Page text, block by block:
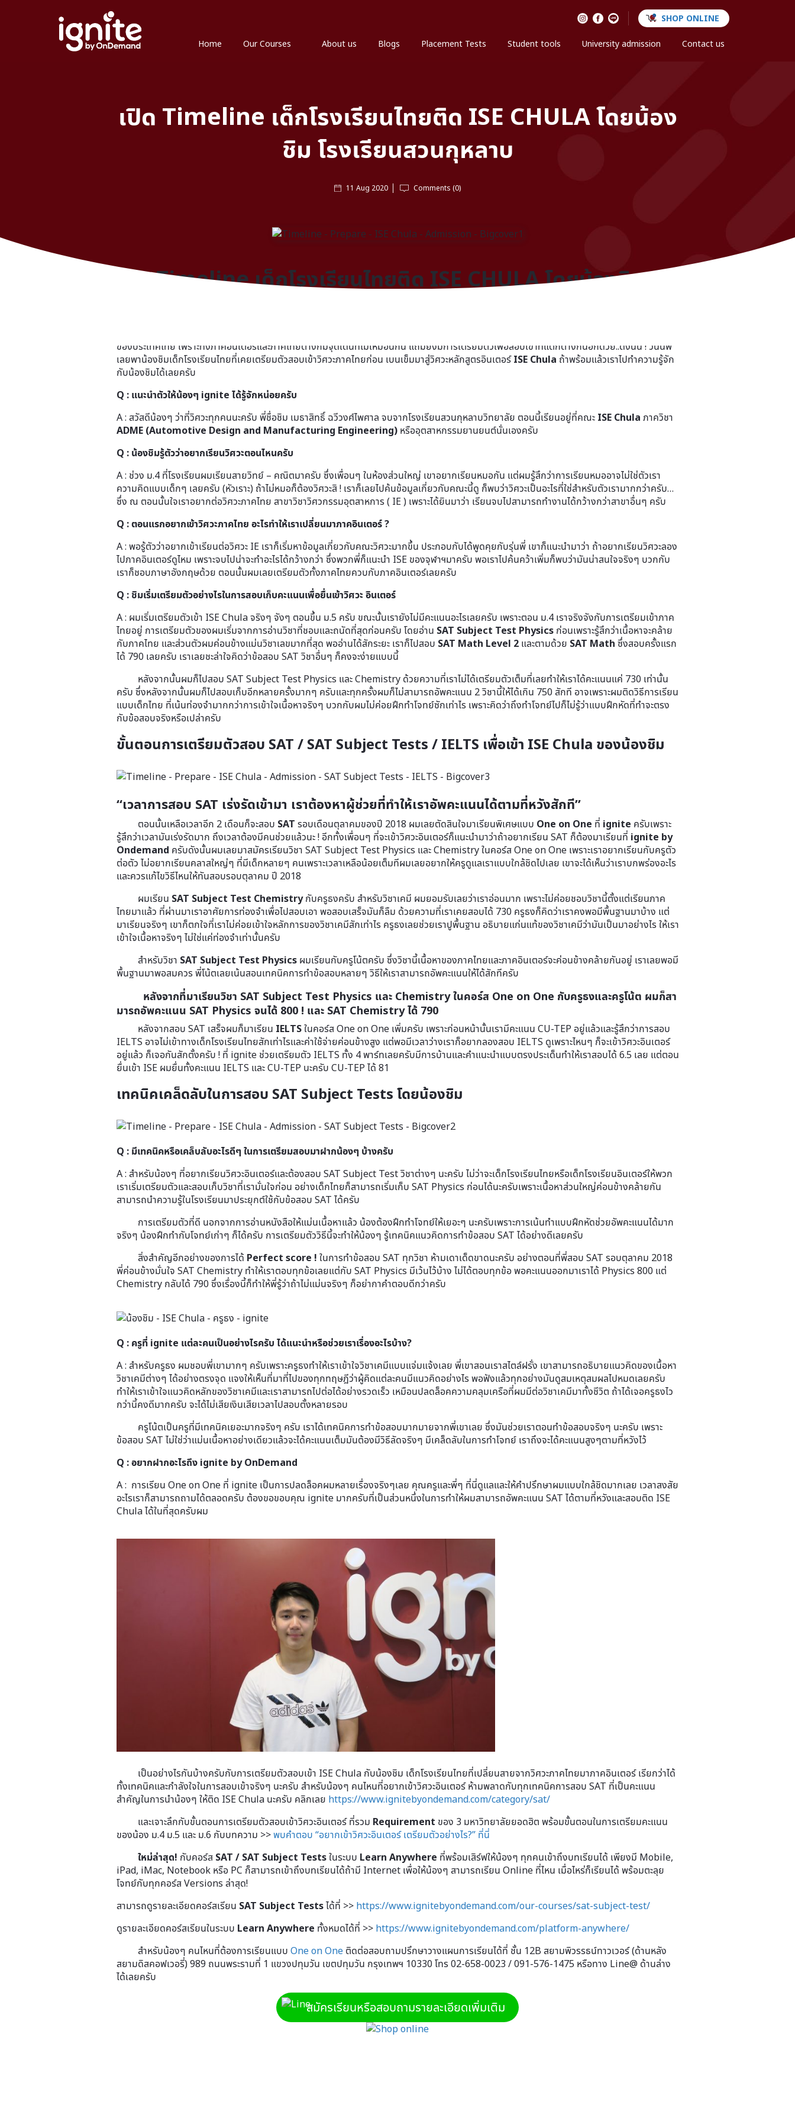
SHOP ONLINE
Home Our Courses About us Blogs Placement Tests Student tools University admission Contact us
เปิด Timeline เด็กโรงเรียนไทยติด ISE CHULA โดยน้อง
ชิม โรงเรียนสวนกุหลาบ
11 Aug 2020 Comments (0)
เปิด Timeline เด็กโรงเรียนไทยติด ISE CHULA โดยน้องชิม
ของประเทศไทย เพราะทั้งภาคอินเตอร์และภาคไทยต่างก็มีจุดเด่นที่ไม่เหมือนกัน แถมยังมีการเตรียมตัวเพื่อสอบเข้าที่แตกต่างกันอีกด้วย..ดังนั้น ! วันนี้พี่
เลยพาน้องชิมเด็กโรงเรียนไทยที่เคยเตรียมตัวสอบเข้าวิศวะภาคไทยก่อน เบนเข็มมาสู่วิศวะหลักสูตรอินเตอร์ISE Chula ถ้าพร้อมแล้วเราไปทำความรู้จัก
กับน้องชิมได้เลยครับ
Q : แนะนำตัวให้น้องๆ ignite ได้รู้จักหน่อยครับ
A : สวัสดีน้องๆ ว่าที่วิศวะทุกคนนะครับ พี่ชื่อชิม เมธาสิทธิ์ ฉวีวงศ์ไพศาล จบจากโรงเรียนสวนกุหลาบวิทยาลัย ตอนนี้เรียนอยู่ที่คณะ ISE Chula ภาควิชา
ADME (Automotive Design and Manufacturing Engineering)หรืออุตสาหกรรมยานยนต์นั่นเองครับ
Q : น้องชิมรู้ตัวว่าอยากเรียนวิศวะตอนไหนครับ
A : ช่วง ม.4 ที่โรงเรียนผมเรียนสายวิทย์ – คณิตมาครับ ซึ่งเพื่อนๆ ในห้องส่วนใหญ่ เขาอยากเรียนหมอกัน แต่ผมรู้สึกว่าการเรียนหมออาจไม่ใช่ตัวเรา
ความคิดแบบเด็กๆ เลยครับ (หัวเราะ) ถ้าไม่หมอก็ต้องวิศวะสิ ! เราก็เลยไปค้นข้อมูลเกี่ยวกับคณะนี้ดู ก็พบว่าวิศวะเป็นอะไรที่ใช่สำหรับตัวเรามากกว่าครับ…
ซึ่ง ณ ตอนนั้นใจเราอยากต่อวิศวะภาคไทย สาขาวิชาวิศวกรรมอุตสาหการ ( IE ) เพราะได้ยินมาว่า เรียนจบไปสามารถทำงานได้กว้างกว่าสาขาอื่นๆ ครับ
Q : ตอนแรกอยากเข้าวิศวะภาคไทย อะไรทำให้เราเปลี่ยนมาภาคอินเตอร์ ?
A : พอรู้ตัวว่าอยากเข้าเรียนต่อวิศวะ IE เราก็เริ่มหาข้อมูลเกี่ยวกับคณะวิศวะมากขึ้น ประกอบกับได้พูดคุยกับรุ่นพี่ เขาก็แนะนำมาว่า ถ้าอยากเรียนวิศวะลอง
ไปภาคอินเตอร์ดูไหม เพราะจบไปน่าจะทำอะไรได้กว้างกว่า ซึ่งพวกพี่ก็แนะนำ ISE ของจุฬาฯมาครับ พอเราไปค้นคว้าเพิ่มก็พบว่ามันน่าสนใจจริงๆ บวกกับ
เราก็ชอบภาษาอังกฤษด้วย ตอนนั้นผมเลยเตรียมตัวทั้งภาคไทยควบกับภาคอินเตอร์เลยครับ
Q : ชิมเริ่มเตรียมตัวอย่างไรในการสอบเก็บคะแนนเพื่อยื่นเข้าวิศวะ อินเตอร์
A : ผมเริ่มเตรียมตัวเข้า ISE Chula จริงๆ จังๆ ตอนขึ้น ม.5 ครับ ขณะนั้นเรายังไม่มีคะแนนอะไรเลยครับ เพราะตอน ม.4 เราจริงจังกับการเตรียมเข้าภาค
ไทยอยู่ การเตรียมตัวของผมเริ่มจากการอ่านวิชาที่ชอบและถนัดที่สุดก่อนครับ โดยอ่าน SAT Subject Test Physicsก่อนเพราะรู้สึกว่าเนื้อหาจะคล้าย
กับภาคไทย และส่วนตัวผมค่อนข้างแม่นวิชาเลขมากที่สุด พออ่านได้สักระยะ เราก็ไปสอบ SAT Math Level 2และตามด้วย SAT Math ซึ่งสอบครั้งแรก
ได้ 790 เลยครับ เราเลยชะล่าใจคิดว่าข้อสอบ SAT วิชาอื่นๆ ก็คงจะง่ายแบบนี้
หลังจากนั้นผมก็ไปสอบ SAT Subject Test Physics และ Chemistry ด้วยความที่เราไม่ได้เตรียมตัวเต็มที่เลยทำให้เราได้คะแนนแค่ 730 เท่านั้น
ครับ ซึ่งหลังจากนั้นผมก็ไปสอบเก็บอีกหลายครั้งมากๆ ครับและทุกครั้งผมก็ไม่สามารถอัพคะแนน 2 วิชานี้ให้ได้เกิน 750 สักที อาจเพราะผมติดวิธีการเรียน
แบบเด็กไทย ที่เน้นท่องจำมากกว่าการเข้าใจเนื้อหาจริงๆ บวกกับผมไม่ค่อยฝึกทำโจทย์ซักเท่าไร เพราะคิดว่าถึงทำโจทย์ไปก็ไม่รู้ว่าแบบฝึกหัดที่ทำจะตรง
กับข้อสอบจริงหรือเปล่าครับ
ขั้นตอนการเตรียมตัวสอบ SAT / SAT Subject Tests / IELTS เพื่อเข้า ISE Chula ของน้องชิม
“เวลาการสอบ SAT เร่งรัดเข้ามา เราต้องหาผู้ช่วยที่ทำให้เราอัพคะแนนได้ตามที่หวังสักที”
ตอนนั้นเหลือเวลาอีก 2 เดือนก็จะสอบ SAT รอบเดือนตุลาคมของปี 2018 ผมเลยตัดสินใจมาเรียนพิเศษแบบ One on One ที่ ignite ครับเพราะ
รู้สึกว่าเวลามันเร่งรัดมาก ถึงเวลาต้องมีคนช่วยแล้วนะ ! อีกทั้งเพื่อนๆ ที่จะเข้าวิศวะอินเตอร์ก็แนะนำมาว่าถ้าอยากเรียน SAT ก็ต้องมาเรียนที่ ignite by
Ondemand ครับดังนั้นผมเลยมาสมัครเรียนวิชา SAT Subject Test Physics และ Chemistry ในคอร์ส One on One เพราะเราอยากเรียนกับครูตัว
ต่อตัว ไม่อยากเรียนคลาสใหญ่ๆ ที่มีเด็กหลายๆ คนเพราะเวลาเหลือน้อยเต็มทีผมเลยอยากให้ครูดูแลเราแบบใกล้ชิดไปเลย เขาจะได้เห็นว่าเราบกพร่องอะไร
และควรแก้ไขวิธีไหนให้ทันสอบรอบตุลาคม ปี 2018
ผมเรียน SAT Subject Test Chemistryกับครูธงครับ สำหรับวิชาเคมี ผมยอมรับเลยว่าเราอ่อนมาก เพราะไม่ค่อยชอบวิชานี้ตั้งแต่เรียนภาค
ไทยมาแล้ว ที่ผ่านมาเราอาศัยการท่องจำเพื่อไปสอบเอา พอสอบเสร็จมันก็ลืม ด้วยความที่เราเคยสอบได้ 730 ครูธงก็คิดว่าเราคงพอมีพื้นฐานมาบ้าง แต่
มาเรียนจริงๆ เขาก็ตกใจที่เราไม่ค่อยเข้าใจหลักการของวิชาเคมีสักเท่าไร ครูธงเลยช่วยเราปูพื้นฐาน อธิบายแก่นแท้ของวิชาเคมีว่ามันเป็นมาอย่างไร ให้เรา
เข้าใจเนื้อหาจริงๆ ไม่ใช่แค่ท่องจำเท่านั้นครับ
สำหรับวิชา SAT Subject Test Physicsผมเรียนกับครูโน้ตครับ ซึ่งวิชานี้เนื้อหาของภาคไทยและภาคอินเตอร์จะค่อนข้างคล้ายกันอยู่ เราเลยพอมี
พื้นฐานมาพอสมควร พี่โน้ตเลยเน้นสอนเทคนิคการทำข้อสอบหลายๆ วิธีให้เราสามารถอัพคะแนนให้ได้สักทีครับ
หลังจากที่มาเรียนวิชา SAT Subject Test Physics และ Chemistry ในคอร์ส One on One กับครูธงและครูโน้ต ผมก็สา
มารถอัพคะแนน SAT Physics จนได้ 800 ! และ SAT Chemistry ได้ 790
หลังจากสอบ SAT เสร็จผมก็มาเรียน IELTSในคอร์ส One on One เพิ่มครับ เพราะก่อนหน้านั้นเรามีคะแนน CU-TEP อยู่แล้วและรู้สึกว่าการสอบ
IELTS อาจไม่เข้าทางเด็กโรงเรียนไทยสักเท่าไรและค่าใช้จ่ายค่อนข้างสูง แต่พอมีเวลาว่างเราก็อยากลองสอบ IELTS ดูเพราะไหนๆ ก็จะเข้าวิศวะอินเตอร์
อยู่แล้ว ก็เจอกันสักตั้งครับ ! ที่ ignite ช่วยเตรียมตัว IELTS ทั้ง 4 พาร์ทเลยครับมีการบ้านและคำแนะนำแบบตรงประเด็นทำให้เราสอบได้ 6.5 เลย แต่ตอน
ยื่นเข้า ISE ผมยื่นทั้งคะแนน IELTS และ CU-TEP นะครับ CU-TEP ได้ 81
เทคนิคเคล็ดลับในการสอบ SAT Subject Tests โดยน้องชิม
Q : มีเทคนิคหรือเคล็บลับอะไรดีๆ ในการเตรียมสอบมาฝากน้องๆ บ้างครับ
A : สำหรับน้องๆ ที่อยากเรียนวิศวะอินเตอร์และต้องสอบ SAT Subject Test วิชาต่างๆ นะครับ ไม่ว่าจะเด็กโรงเรียนไทยหรือเด็กโรงเรียนอินเตอร์ให้พวก
เราเริ่มเตรียมตัวและสอบเก็บวิชาที่เรามั่นใจก่อน อย่างเด็กไทยก็สามารถเริ่มเก็บ SAT Physics ก่อนได้นะครับเพราะเนื้อหาส่วนใหญ่ค่อนข้างคล้ายกัน
สามารถนำความรู้ในโรงเรียนมาประยุกต์ใช้กับข้อสอบ SAT ได้ครับ
การเตรียมตัวที่ดี นอกจากการอ่านหนังสือให้แม่นเนื้อหาแล้ว น้องต้องฝึกทำโจทย์ให้เยอะๆ นะครับเพราะการเน้นทำแบบฝึกหัดช่วยอัพคะแนนได้มาก
จริงๆ น้องฝึกทำกับโจทย์เก่าๆ ก็ได้ครับ การเตรียมตัววิธีนี้จะทำให้น้องๆ รู้เทคนิคแนวคิดการทำข้อสอบ SAT ได้อย่างดีเลยครับ
สิ่งสำคัญอีกอย่างของการได้ Perfect score ! ในการทำข้อสอบ SAT ทุกวิชา ห้ามเดาเด็ดขาดนะครับ อย่างตอนที่พี่สอบ SAT รอบตุลาคม 2018
พี่ค่อนข้างมั่นใจ SAT Chemistry ทำให้เราตอบทุกข้อเลยแต่กับ SAT Physics มีเว้นไว้บ้าง ไม่ได้ตอบทุกข้อ พอคะแนนออกมาเราได้ Physics 800 แต่
Chemistry กลับได้ 790 ซึ่งเรื่องนี้ก็ทำให้พี่รู้ว่าถ้าไม่แม่นจริงๆ ก็อย่ากาคำตอบดีกว่าครับ
Q : ครูที่ ignite แต่ละคนเป็นอย่างไรครับ ได้แนะนำหรือช่วยเราเรื่องอะไรบ้าง?
A : สำหรับครูธง ผมชอบพี่เขามากๆ ครับเพราะครูธงทำให้เราเข้าใจวิชาเคมีแบบแจ่มแจ้งเลย พี่เขาสอนเราสไตล์ฝรั่ง เขาสามารถอธิบายแนวคิดของเนื้อหา
วิชาเคมีต่างๆ ได้อย่างตรงจุด แจงให้เห็นที่มาที่ไปของทุกทฤษฎีว่าผู้คิดแต่ละคนมีแนวคิดอย่างไร พอฟังแล้วทุกอย่างมันดูสมเหตุสมผลไปหมดเลยครับ
ทำให้เราเข้าใจแนวคิดหลักของวิชาเคมีและเราสามารถไปต่อได้อย่างรวดเร็ว เหมือนปลดล็อคความคลุมเครือที่ผมมีต่อวิชาเคมีมาทั้งชีวิต ถ้าได้เจอครูธงไว
กว่านี้คงดีมากครับ จะได้ไม่เสียเงินเสียเวลาไปสอบตั้งหลายรอบ
ครูโน้ตเป็นครูที่มีเทคนิคเยอะมากจริงๆ ครับ เราได้เทคนิคการทำข้อสอบมากมายจากพี่เขาเลย ซึ่งมันช่วยเราตอนทำข้อสอบจริงๆ นะครับ เพราะ
ข้อสอบ SAT ไม่ใช่ว่าแม่นเนื้อหาอย่างเดียวแล้วจะได้คะแนนเต็มมันต้องมีวิธีลัดจริงๆ มีเคล็ดลับในการทำโจทย์ เราถึงจะได้คะแนนสูงๆตามที่หวังไว้
Q : อยากฝากอะไรถึง ignite by OnDemand
A : การเรียน One on One ที่ ignite เป็นการปลดล็อคผมหลายเรื่องจริงๆเลย คุณครูและพี่ๆ ที่นี่ดูแลและให้คำปรึกษาผมแบบใกล้ชิดมากเลย เวลาสงสัย
อะไรเราก็สามารถถามได้ตลอดครับ ต้องขอขอบคุณ ignite มากครับที่เป็นส่วนหนึ่งในการทำให้ผมสามารถอัพคะแนน SAT ได้ตามที่หวังและสอบติด ISE
Chula ได้ในที่สุดครับผม
เป็นอย่างไรกันบ้างครับกับการเตรียมตัวสอบเข้า ISE Chula กับน้องชิม เด็กโรงเรียนไทยที่เปลี่ยนสายจากวิศวะภาคไทยมาภาคอินเตอร์ เรียกว่าได้
ทั้งเทคนิคและกำลังใจในการสอบเข้าจริงๆ นะครับ สำหรับน้องๆ คนไหนที่อยากเข้าวิศวะอินเตอร์ ห้ามพลาดกับทุกเทคนิคการสอบ SAT ที่เป็นคะแนน
สำคัญในการนำน้องๆ ให้ติด ISE Chula นะครับ คลิกเลย https://www.ignitebyondemand.com/category/sat/
และเจาะลึกกับขั้นตอนการเตรียมตัวสอบเข้าวิศวะอินเตอร์ ที่รวม Requirement ของ 3 มหาวิทยาลัยยอดฮิต พร้อมขั้นตอนในการเตรียมคะแนน
ของน้อง ม.4 ม.5 และ ม.6 กับบทความ >>พบคำตอบ “อยากเข้าวิศวะอินเตอร์ เตรียมตัวอย่างไร?” ที่นี่
ใหม่ล่าสุด! กับคอร์ส SAT / SAT Subject Testsในระบบ Learn Anywhere ที่พร้อมเสิร์ฟให้น้องๆ ทุกคนเข้าถึงบทเรียนได้ เพียงมี Mobile,
iPad, iMac, Notebook หรือ PC ก็สามารถเข้าถึงบทเรียนได้ถ้ามี Internet เพื่อให้น้องๆ สามารถเรียน Online ที่ไหน เมื่อไหร่ก็เรียนได้ พร้อมตะลุย
โจทย์กับทุกคอร์ส Versions ล่าสุด!
สามารถดูรายละเอียดคอร์สเรียน SAT Subject Testsได้ที่ >> https://www.ignitebyondemand.com/our-courses/sat-subject-test/
ดูรายละเอียดคอร์สเรียนในระบบ Learn Anywhere ทั้งหมดได้ที่ >> https://www.ignitebyondemand.com/platform-anywhere/
สำหรับน้องๆ คนไหนที่ต้องการเรียนแบบ One on Oneติดต่อสอบถามปรึกษาวางแผนการเรียนได้ที่ ชั้น 12B สยามพิวรรธน์ทาวเวอร์ (ด้านหลัง
สยามดิสคอฟเวอรี่) 989 ถนนพระรามที่ 1 แขวงปทุมวัน เขตปทุมวัน กรุงเทพฯ 10330 โทร 02-658-0023 / 091-576-1475 หรือทาง Line@ ด้านล่าง
ได้เลยครับ
สมัครเรียนหรือสอบถามรายละเอียดเพิ่มเติม